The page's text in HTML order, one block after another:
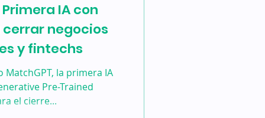
M1 maxIA con
cerrar negocios
y fintechs
la primera IA
Pre-Trained
el cierre...